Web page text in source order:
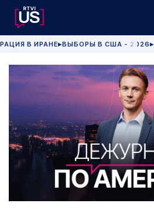
В ИРАНЕ▶ВЫБОРЫ В США - 2026 ▶